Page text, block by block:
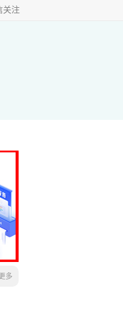
关注
多